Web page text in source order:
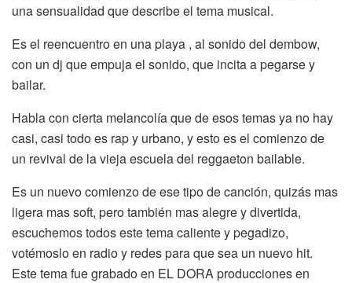
una sensualidad que describe el tema musical.
Es el reencuentro en una playa , al sonido del dembow,
con un dj que empuja el sonido, que incita a pegarse y
bailar.
Habla con cierta melancolía que de esos temas ya no hay
casi, casi todo es rap y urbano, y esto es el comienzo de
un revival de la vieja escuela del reggaeton bailable.
Es un nuevo comienzo de ese tipo de canción, quizás mas
ligera mas soft, pero también mas alegre y divertida,
escuchemos todos este tema caliente y pegadizo,
votémoslo en radio y redes para que sea un nuevo hit.
Este tema fue grabado en EL DORA producciones en